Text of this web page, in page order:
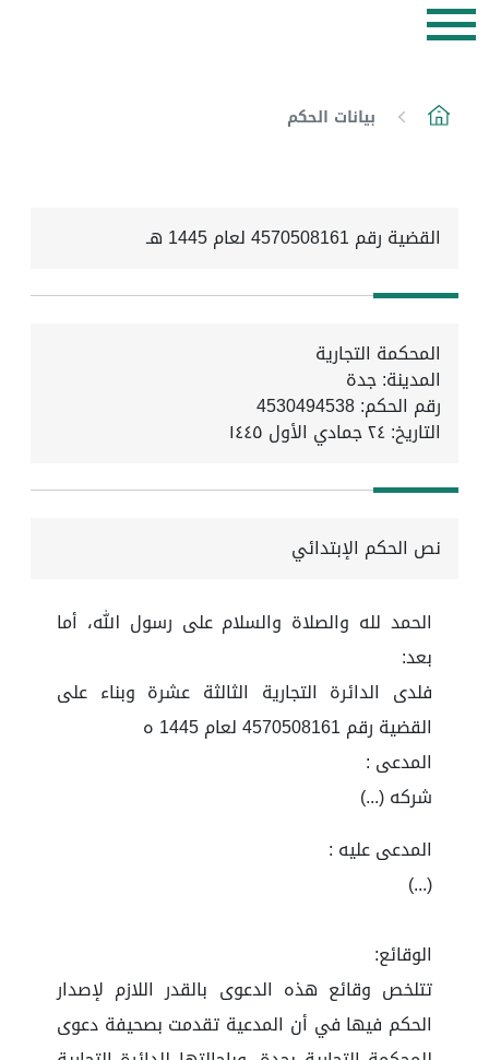
بيانات الحكم
القضية رقم 4570508161 لعام 1445 هـ
المحكمة التجارية
المدينة: جدة
رقم الحكم: 4530494538
التاريخ: ٢٤ جمادي الأول ١٤٤٥
نص الحكم الإبتدائي
الحمد لله والصلاة والسلام على رسول الله، أما
بعد:
فلدى الدائرة التجارية الثالثة عشرة وبناء على
القضية رقم 4570508161 لعام 1445 ه
المدعى :
شركه (...)
المدعى عليه :
(...)
الوقائع:
تتلخص وقائع هذه الدعوى بالقدر اللازم لإصدار
الحكم فيها في أن المدعية تقدمت بصحيفة دعوى